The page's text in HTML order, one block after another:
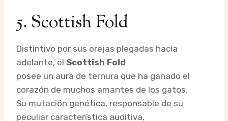
5. Scottish Fold
Distintivo por sus orejas plegadas hacia
adelante, el Scottish Fold
posee un aura de ternura que ha ganado el
corazón de muchos amantes de los gatos.
Su mutación genética, responsable de su
peculiar característica auditiva,